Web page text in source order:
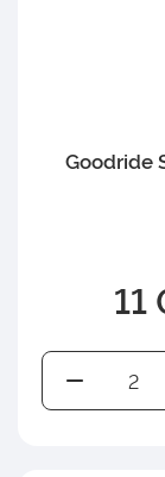
Goodride
11